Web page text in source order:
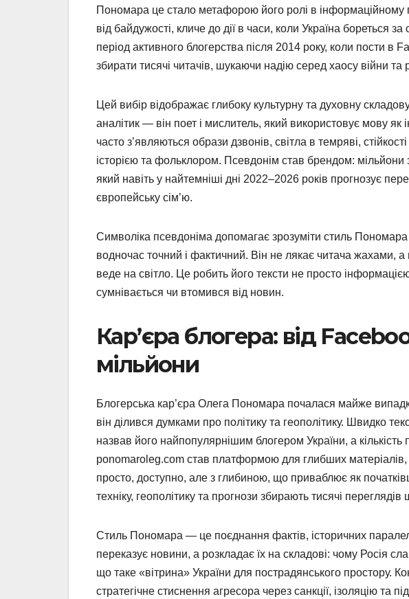
Пономара це стало метафорою його ролі в інформаційному
від байдужості, кличе до дії в часи, коли Україна бореться
період активного блогерства після 2014 року, коли пости в
збирати тисячі читачів, шукаючи надію серед хаосу війни
Цей вибір відображає глибоку культурну та духовну
аналітик — він поет і мислитель, який використовує мову як
часто з’являються образи дзвонів, світла в темряві,
історією та фольклором. Псевдонім став брендом:
який навіть у найтемніші дні 2022–2026 років прогнозує
європейську сім’ю.
Символіка псевдоніма допомагає зрозуміти стиль
водночас точний і фактичний. Він не лякає читача жахами,
веде на світло. Це робить його тексти не просто
сумнівається чи втомився від новин.
Кар’єра блогера: від
мільйони
Блогерська кар’єра Олега Пономара почалася майже
він ділився думками про політику та геополітику. Швидко
назвав його найпопулярнішим блогером України, а
ponomaroleg.com став платформою для глибших матеріалів,
просто, доступно, але з глибиною, що приваблює як
техніку, геополітику та прогнози збирають тисячі
Стиль Пономара — це поєднання фактів, історичних
переказує новини, а розкладає їх на складові: чому Росія
що таке «вітрина» України для пострадянського простору.
стратегічне стиснення агресора через санкції, ізоляцію та